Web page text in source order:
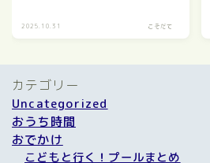
2025.10.31 こそだて
カテゴリー
Uncategorized
おうち時間
おでかけ
こどもと行く！プールまとめ